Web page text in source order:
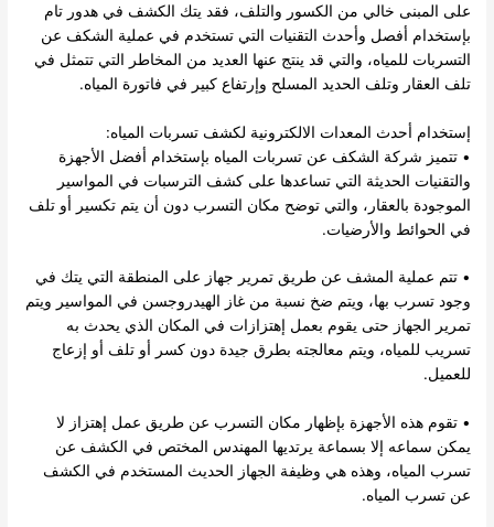
على المبنى خالي من الكسور والتلف، فقد يتك الكشف في هدور تام
بإستخدام أفصل وأحدث التقنيات التي تستخدم في عملية الشكف عن
التسربات للمياه، والتي قد ينتج عنها العديد من المخاطر التي تتمثل في
تلف العقار وتلف الحديد المسلح وإرتفاع كبير في فاتورة المياه.
إستخدام أحدث المعدات الالكترونية لكشف تسربات المياه:
• تتميز شركة الشكف عن تسربات المياه بإستخدام أفضل الأجهزة
والتقنيات الحديثة التي تساعدها على كشف الترسبات في المواسير
الموجودة بالعقار، والتي توضح مكان التسرب دون أن يتم تكسير أو تلف
في الحوائط والأرضيات.
• تتم عملية المشف عن طريق تمرير جهاز على المنطقة التي يتك في
وجود تسرب بها، ويتم ضخ نسبة من غاز الهيدروجسن في المواسير ويتم
تمرير الجهاز حتى يقوم بعمل إهتزازات في المكان الذي يحدث به
تسريب للمياه، ويتم معالجته بطرق جيدة دون كسر أو تلف أو إزعاج
للعميل.
• تقوم هذه الأجهزة بإظهار مكان التسرب عن طريق عمل إهتزاز لا
يمكن سماعه إلا بسماعة يرتديها المهندس المختص في الكشف عن
تسرب المياه، وهذه هي وظيفة الجهاز الحديث المستخدم في الكشف
عن تسرب المياه.